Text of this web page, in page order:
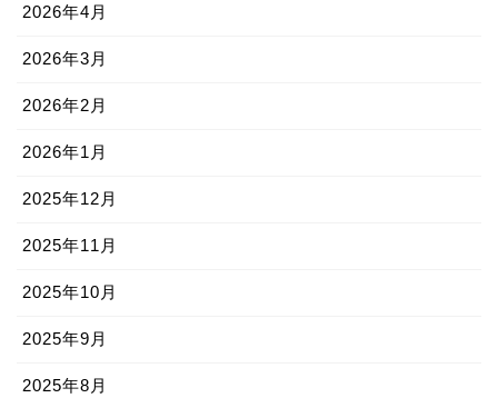
2026年4月
2026年3月
2026年2月
2026年1月
2025年12月
2025年11月
2025年10月
2025年9月
2025年8月